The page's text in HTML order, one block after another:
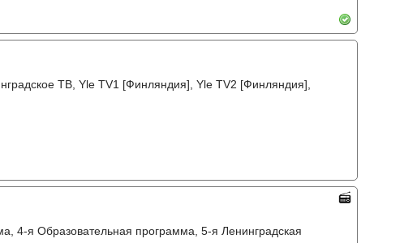
ТВ, Yle TV1 [Финляндия], Yle TV2 [Финляндия],
4-я Образовательная программа, 5-я Ленинградская